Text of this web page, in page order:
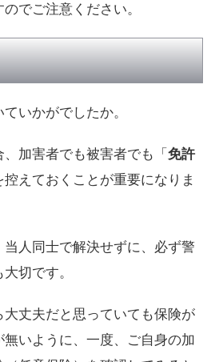
でご注意ください。
いかがでしたか。
加害者でも被害者でも「 免許
控えておくことが重要になりま
人同士で解決せずに、必ず警
切です。
大丈夫だと思っていても保険が
いように、一度、ご自身の加